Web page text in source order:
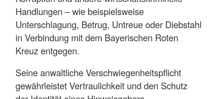
Hand­lungen – wie beispiels­weise
Unter­schla­gung, Betrug, Un­treue oder Dieb­stahl
in Verbin­dung mit dem Bayerischen Roten
Kreuz entgegen.
Seine anwalt­liche Ver­schwiegen­heits­pflicht
ge­währ­leistet Ver­trau­lich­keit und den Schutz